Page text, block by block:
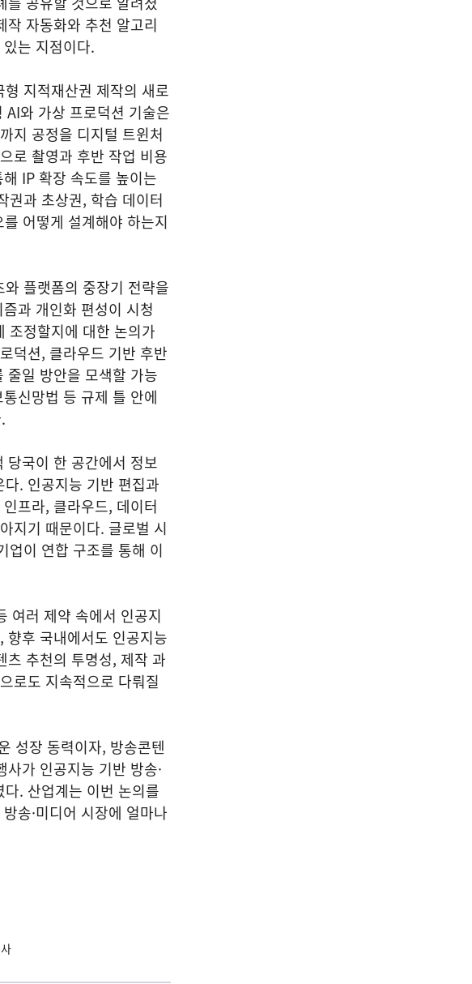
자동화와 추천 알고리
는 지점이다.
지적재산권 제작의 새로
와 가상 프로덕션 기술은
지 공정을 디지털 트윈처
로 촬영과 후반 작업 비용
IP 확장 속도를 높이는
권과 초상권, 학습 데이터
어떻게 설계해야 하는지
플랫폼의 중장기 전략을
과 개인화 편성이 시청
조정할지에 대한 논의가
덕션, 클라우드 기반 후반
줄일 방안을 모색할 가능
신망법 등 규제 틀 안에
당국이 한 공간에서 정보
. 인공지능 기반 편집과
프라, 클라우드, 데이터
지기 때문이다. 글로벌 시
업이 연합 구조를 통해 이
여러 제약 속에서 인공지
후 국내에서도 인공지능
츠 추천의 투명성, 제작 과
로도 지속적으로 다뤄질
성장 동력이자, 방송콘텐
가 인공지능 기반 방송·
. 산업계는 이번 논의를
송·미디어 시장에 얼마나